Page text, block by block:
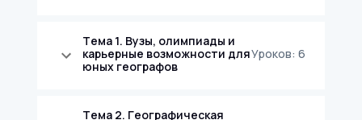
Тема 1. Вузы, олимпиады и
карьерные возможности для
юных географов
Уроков: 6
Тема 2. Географическая